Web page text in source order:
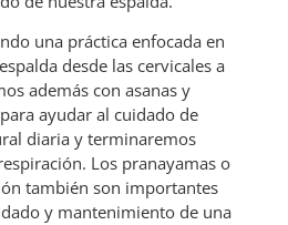
una práctica enfocada en
desde las cervicales a
además con asanas y
ayudar al cuidado de
diaria y terminaremos
Los pranayamas o
también son importantes
y mantenimiento de una